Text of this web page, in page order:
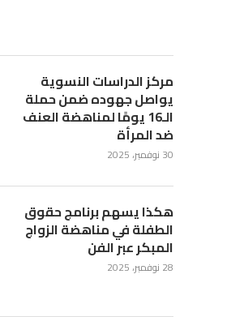
مركز الدراسات النسوية
يواصل جهوده ضمن حملة
الـ16 يومًا لمناهضة العنف
ضد المرأة
30 نوفمبر، 2025
هكذا يسهم برنامج حقوق
الطفلة في مناهضة الزواج
المبكر عبر الفن
28 نوفمبر، 2025